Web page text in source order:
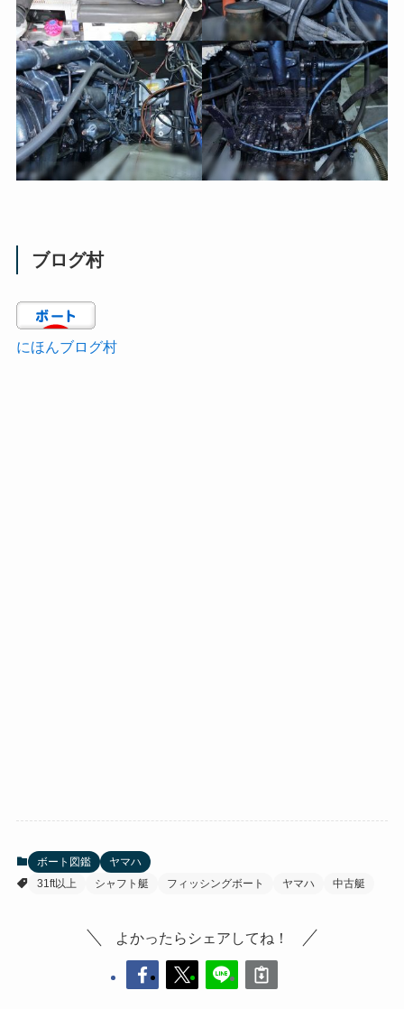
ブログ村
にほんブログ村
ボート図鑑
ヤマハ
31ft以上
シャフト艇 フィッシングボート ヤマハ 中古艇
よかったらシェアしてね！